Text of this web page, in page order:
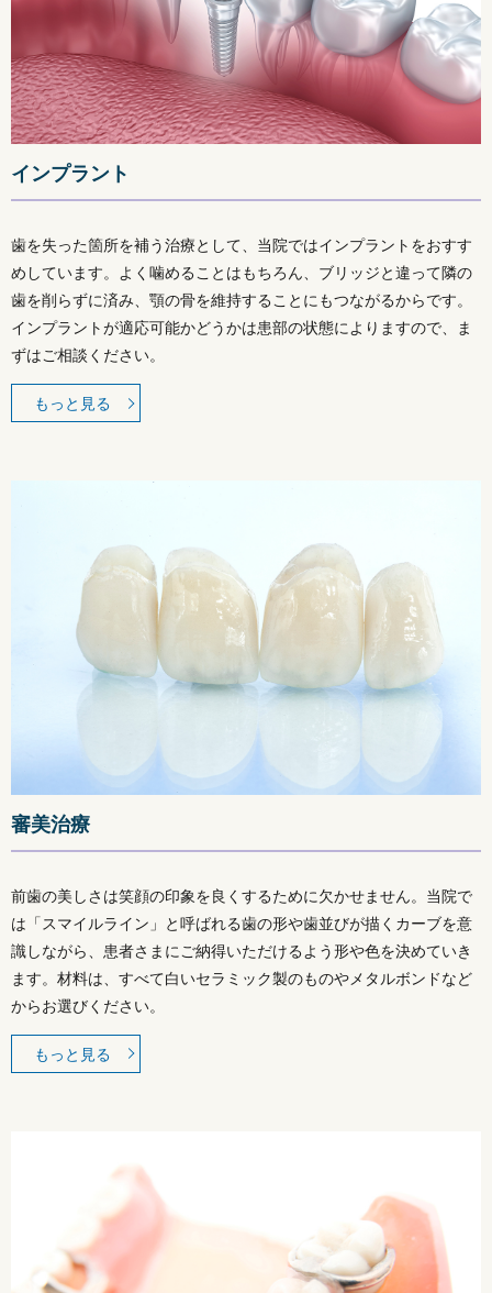
インプラント
歯を失った箇所を補う治療として、当院ではインプラントをおすす
めしています。よく噛めることはもちろん、ブリッジと違って隣の
歯を削らずに済み、顎の骨を維持することにもつながるからです。
インプラントが適応可能かどうかは患部の状態によりますので、ま
ずはご相談ください。
もっと見る
審美治療
前歯の美しさは笑顔の印象を良くするために欠かせません。当院で
は「スマイルライン」と呼ばれる歯の形や歯並びが描くカーブを意
識しながら、患者さまにご納得いただけるよう形や色を決めていき
ます。材料は、すべて白いセラミック製のものやメタルボンドなど
からお選びください。
もっと見る